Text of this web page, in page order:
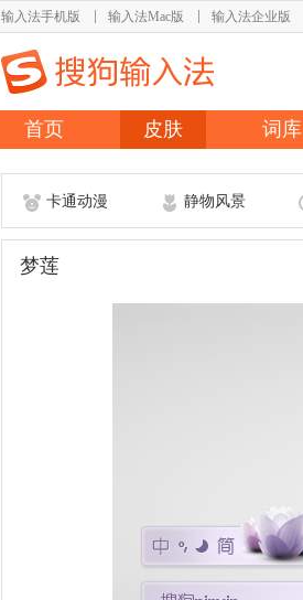
输入法手机版 输入法Mac版 输入法企业版
首页 皮肤 词库
卡通动漫 静物风景
梦莲